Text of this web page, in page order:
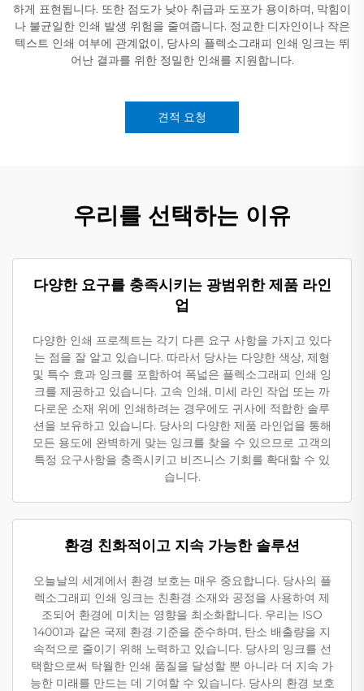
하게 표현됩니다. 또한 점도가 낮아 취급과 도포가 용이하며, 막힘이
나 불균일한 인쇄 발생 위험을 줄여줍니다. 정교한 디자인이나 작은
텍스트 인쇄 여부에 관계없이, 당사의 플렉소그래피 인쇄 잉크는 뛰
어난 결과를 위한 정밀한 인쇄를 지원합니다.
견적 요청
우리를 선택하는 이유
다양한 요구를 충족시키는 광범위한 제품 라인
업
다양한 인쇄 프로젝트는 각기 다른 요구 사항을 가지고 있다
는 점을 잘 알고 있습니다. 따라서 당사는 다양한 색상, 제형
및 특수 효과 잉크를 포함하여 폭넓은 플렉소그래피 인쇄 잉
크를 제공하고 있습니다. 고속 인쇄, 미세 라인 작업 또는 까
다로운 소재 위에 인쇄하려는 경우에도 귀사에 적합한 솔루
션을 보유하고 있습니다. 당사의 다양한 제품 라인업을 통해
모든 용도에 완벽하게 맞는 잉크를 찾을 수 있으므로 고객의
특정 요구사항을 충족시키고 비즈니스 기회를 확대할 수 있
습니다.
환경 친화적이고 지속 가능한 솔루션
오늘날의 세계에서 환경 보호는 매우 중요합니다. 당사의 플
렉소그래피 인쇄 잉크는 친환경 소재와 공정을 사용하여 제
조되어 환경에 미치는 영향을 최소화합니다. 우리는 ISO
14001과 같은 국제 환경 기준을 준수하며, 탄소 배출량을 지
속적으로 줄이기 위해 노력하고 있습니다. 당사의 잉크를 선
택함으로써 탁월한 인쇄 품질을 달성할 뿐 아니라 더 지속 가
능한 미래를 만드는 데 기여할 수 있습니다. 당사의 환경 보호